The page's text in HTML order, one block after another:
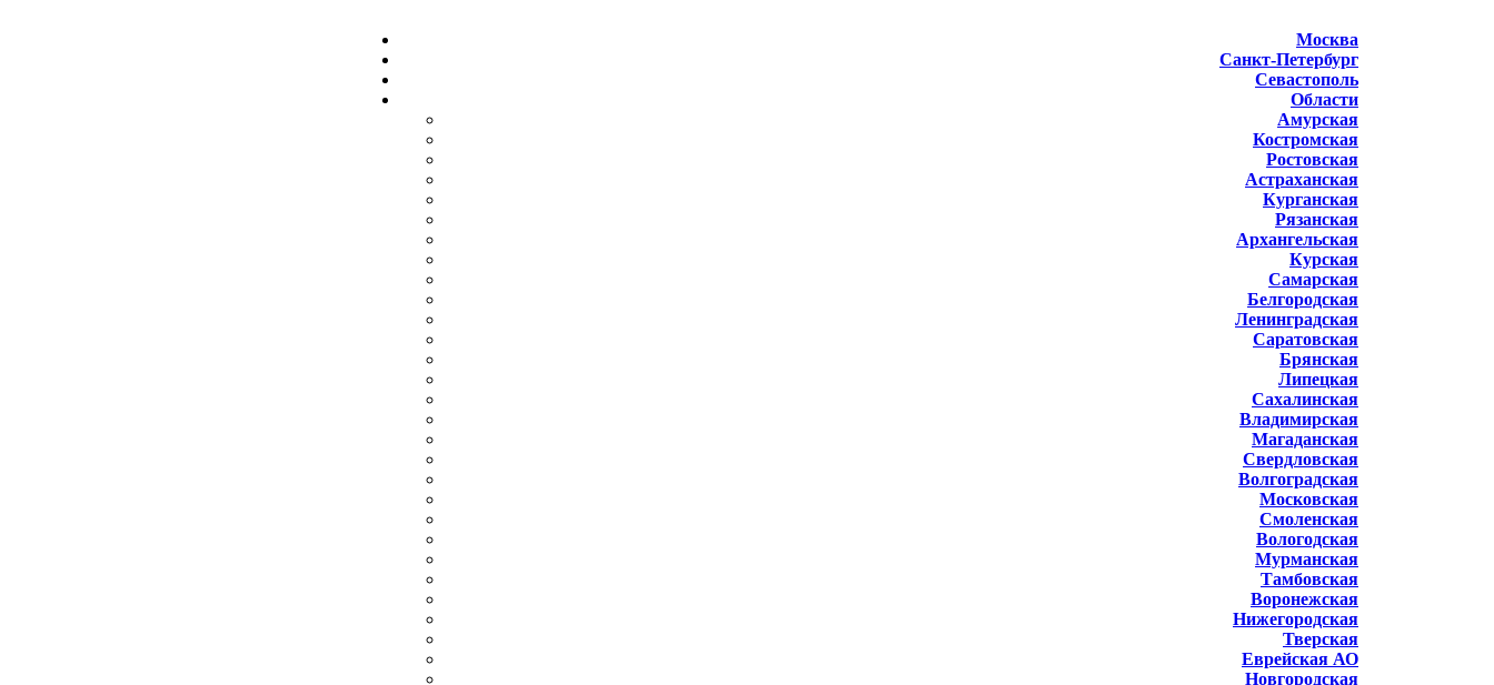
Москва
Санкт-Петербург
Севастополь
Области
Амурская
Костромская
Ростовская
Астраханская
Курганская
Рязанская
Архангельская
Курская
Самарская
Белгородская
Ленинградская
Саратовская
Брянская
Липецкая
Сахалинская
Владимирская
Магаданская
Свердловская
Волгоградская
Московская
Смоленская
Вологодская
Мурманская
Тамбовская
Воронежская
Нижегородская
Тверская
Еврейская АО
Новгородская